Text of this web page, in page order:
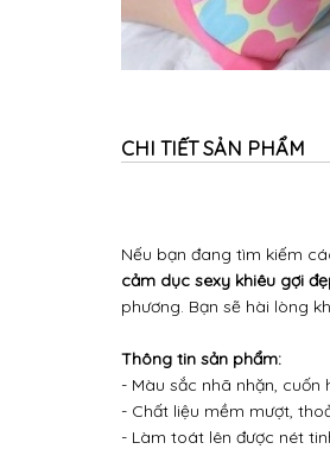
CHI TIẾT SẢN PHẨM
Nếu bạn đang tìm kiếm
cảm dục sexy khiêu gợi
phương. Bạn sẽ hài lòng
Thông tin sản phẩm:
- Màu sắc nhã nhặn, cuốn
- Chất liệu mềm mượt,
- Làm toát lên được nét